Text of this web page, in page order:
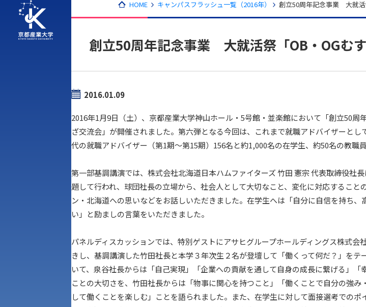
アクセス 資料請求 お問い合わせ
HOME キャンパスフラッシュ一覧（2016年） 創立50周年記念事業 大就活
創立50周年記念事業 大就活祭「OB・OGむ
2016.01.09
2016年1月9日（土）、京都産業大学神山ホール・5号館・並楽館において「創立50
ざ交流会」が開催されました。第六弾となる今回は、これまで就職アドバイザーと
代の就職アドバイザー（第1期～第15期）156名と約1,000名の在学生、約50名の教職
第一部基調講演では、株式会社北海道日本ハムファイターズ 竹田 憲宗 代表取締役社
題して行われ、球団社長の立場から、社会人として大切なこと、変化に対応すること
ン・北海道への思いなどをお話しいただきました。在学生へは「自分に自信を持ち
い」と励ましの言葉をいただきました。
パネルディスカッションでは、特別ゲストにアサヒグループホールディングス株式会
きし、基調講演した竹田社長と本学３年次生２名が登壇して「働くって何だ？」を
いて、泉谷社長からは「自己実現」「企業への貢献を通して自身の成長に繋げる」「
ことの大切さを、竹田社長からは「物事に関心を持つこと」「働くことで自分の強
して働くことを楽しむ」ことを語られました。また、在学生に対して面接選考での